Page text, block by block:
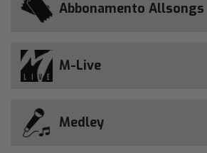
Abbonamento Allsongs
M-Live
Medley